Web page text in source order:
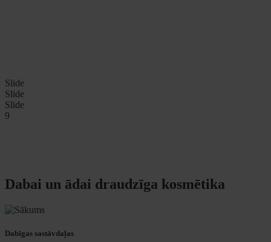
Slide
Slide
Slide
9
Dabai un ādai draudzīga kosmētika
Dabīgas sastāvdaļas